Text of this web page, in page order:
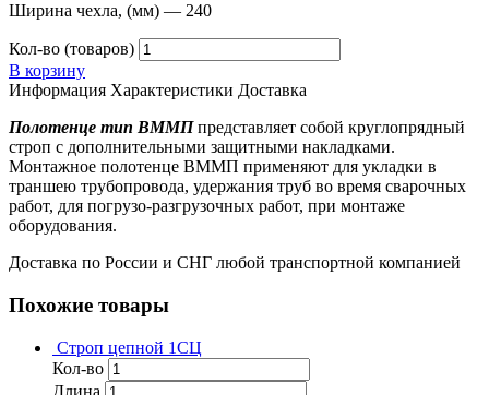
Ширина чехла, (мм) — 240
Кол-во (товаров)
В корзину
Информация Характеристики Доставка
Полотенце тип ВММПпредставляет собой круглопрядный
строп с дополнительными защитными накладками.
Монтажное полотенце ВММП применяют для укладки в
траншею трубопровода, удержания труб во время сварочных
работ, для погрузо-разгрузочных работ, при монтаже
оборудования.
Доставка по России и СНГ любой транспортной компанией
Похожие товары
Строп цепной 1СЦ
Кол-во
Длина